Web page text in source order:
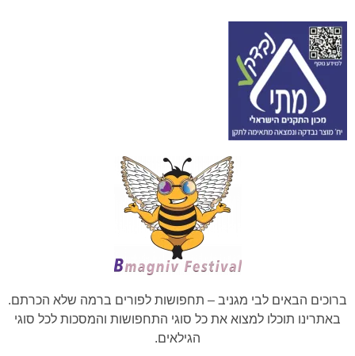
ברוכים הבאים לבי מגניב – תחפושות לפורים ברמה שלא הכרתם.
באתרינו תוכלו למצוא את כל סוגי התחפושות והמסכות לכל סוגי
הגילאים.